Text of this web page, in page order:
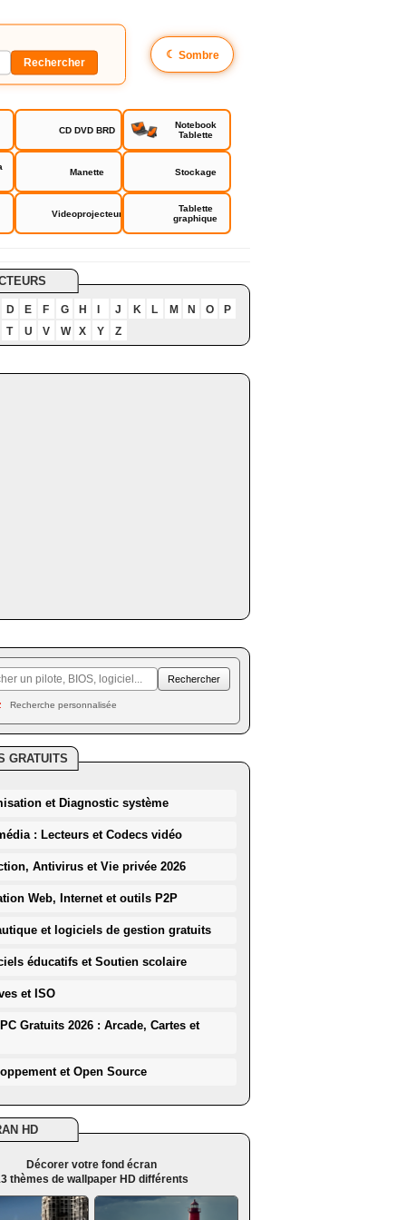
☾ Sombre
CD DVD BRD
Notebook
Tablette
Manette Stockage
Videoprojecteur
Tablette
graphique
D E F G H J K L M N O
P
T
U V W X Y Z
Recherche personnalisée
GRATUITS
et Diagnostic système
: Lecteurs et Codecs vidéo
Antivirus et Vie privée 2026
Web, Internet et outils P2P
et logiciels de gestion gratuits
éducatifs et Soutien scolaire
et ISO
Gratuits 2026 : Arcade, Cartes et
et Open Source
HD
Décorer votre fond écran
thèmes de wallpaper HD différents